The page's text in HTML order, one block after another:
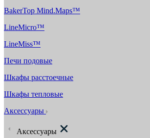
BakerTop Mind.Maps™
LineMicro™
LineMiss™
Печи подовые
Шкафы расстоечные
Шкафы тепловые
Аксессуары
Аксессуары